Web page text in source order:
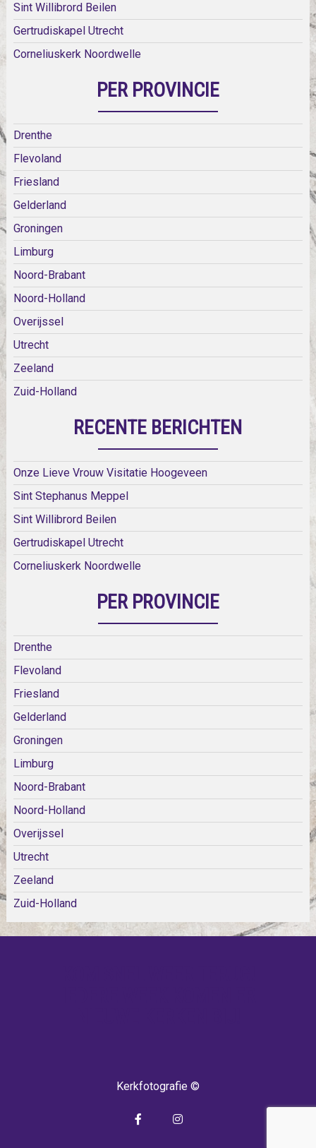
Sint Willibrord Beilen
Gertrudiskapel Utrecht
Corneliuskerk Noordwelle
PER PROVINCIE
Drenthe
Flevoland
Friesland
Gelderland
Groningen
Limburg
Noord-Brabant
Noord-Holland
Overijssel
Utrecht
Zeeland
Zuid-Holland
RECENTE BERICHTEN
Onze Lieve Vrouw Visitatie Hoogeveen
Sint Stephanus Meppel
Sint Willibrord Beilen
Gertrudiskapel Utrecht
Corneliuskerk Noordwelle
PER PROVINCIE
Drenthe
Flevoland
Friesland
Gelderland
Groningen
Limburg
Noord-Brabant
Noord-Holland
Overijssel
Utrecht
Zeeland
Zuid-Holland
Kerkfotografie ©